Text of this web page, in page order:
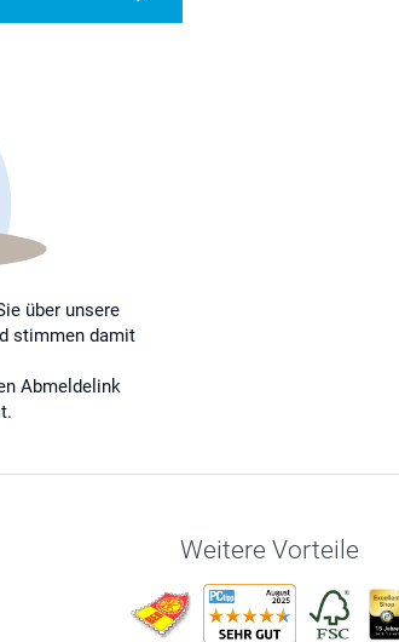
über unsere
stimmen damit
Abmeldelink
Weitere Vorteile